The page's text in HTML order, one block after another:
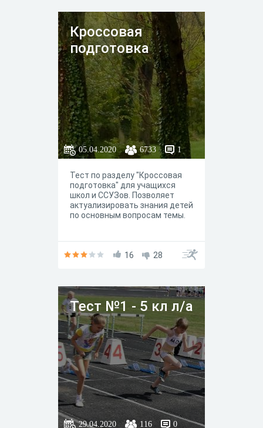
Кроссовая
подготовка
05.04.2020 6733 1
Тест по разделу "Кроссовая
подготовка" для учащихся
школ и ССУЗов. Позволяет
актуализировать знания детей
по основным вопросам темы.
16 28
Тест №1 - 5 кл л/а
29.04.2020 116 0